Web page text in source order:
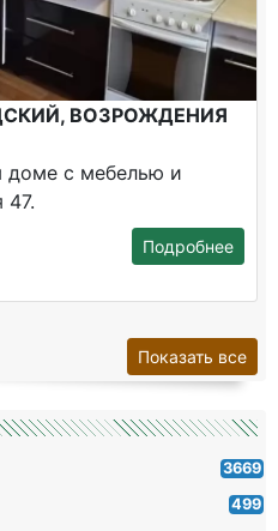
3669
499
ВОЗРОЖДЕНИЯ
доме с мебелью и
47.
Подробнее
Показать все